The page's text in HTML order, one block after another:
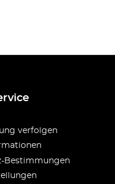
verfolgen
Bestimmungen